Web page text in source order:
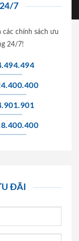
7
các chính sách ưu
24/7!
ĐÃI